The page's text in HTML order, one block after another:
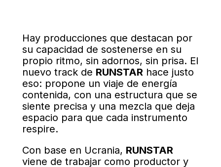
Hay producciones que destacan por
su capacidad de sostenerse en su
propio ritmo, sin adornos, sin prisa. El
nuevo track de RUNSTARhace justo
eso: propone un viaje de energía
contenida, con una estructura que se
siente precisa y una mezcla que deja
espacio para que cada instrumento
respire.
Con base en Ucrania, RUNSTAR
viene de trabajar como productor y